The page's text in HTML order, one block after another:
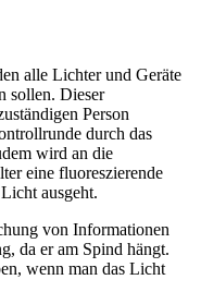
alle Lichter und Geräte
sollen. Dieser
Person
durch das
wird an die
eine fluoreszierende
ausgeht.
von Informationen
da er am Spind hängt.
wenn man das Licht